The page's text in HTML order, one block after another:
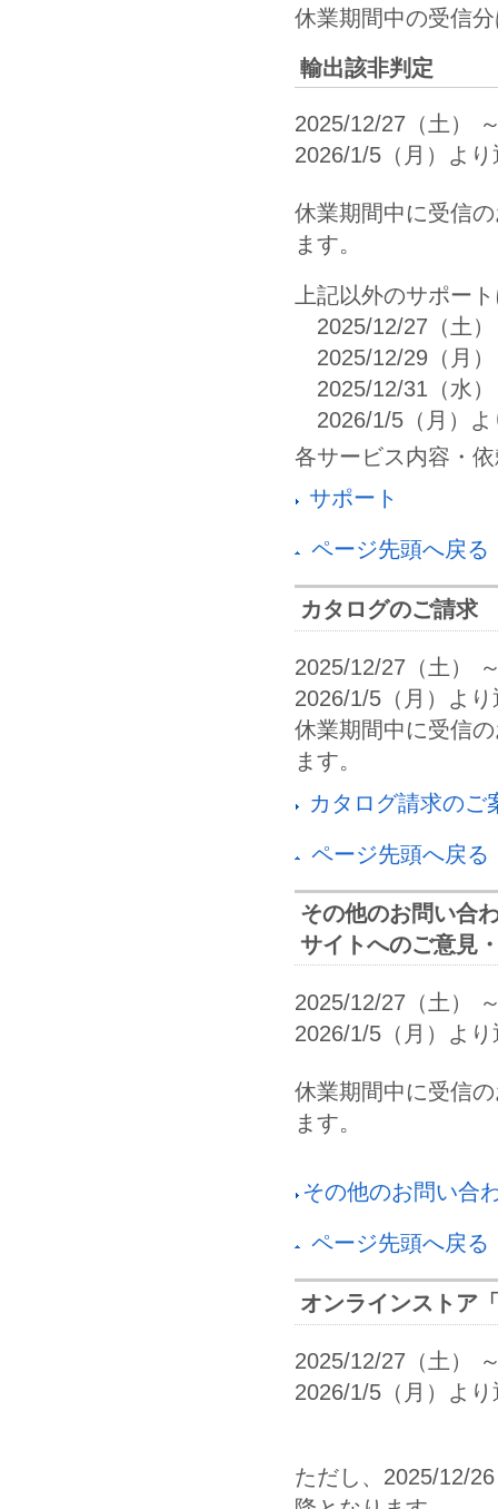
休業期間中の受信
輸出該非判定
2025/12/27（土）
2026/1/5（月）よ
休業期間中に受信
ます。
上記以外のサポー
2025/12/27（土）
2025/12/29（月）
2025/12/31（水
2026/1/5（月）
各サービス内容・
サポート
ページ先頭へ戻る
カタログのご請求
2025/12/27（土）
2026/1/5（月）よ
休業期間中に受信
ます。
カタログ請求のご
ページ先頭へ戻る
その他のお問い合
サイトへのご意見
2025/12/27（土）
2026/1/5（月）よ
休業期間中に受信
ます。
その他のお問い合
ページ先頭へ戻る
オンラインストア
2025/12/27（土）
2026/1/5（月）よ
ただし、2025/12/